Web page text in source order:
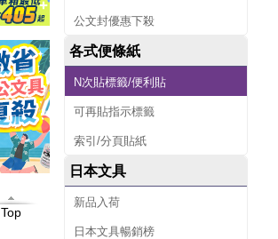
Top
公文封優惠下殺
各式便條紙
N次貼標籤/便利貼
可再貼指示標籤
索引/分頁貼紙
日本文具
新品入荷
日本文具暢銷榜